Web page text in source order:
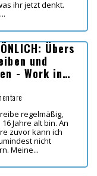
ihr jetzt denkt.
Übers
und
- Work in
regelmäßig,
Jahre alt bin. An
zuvor kann ich
nicht
Meine...